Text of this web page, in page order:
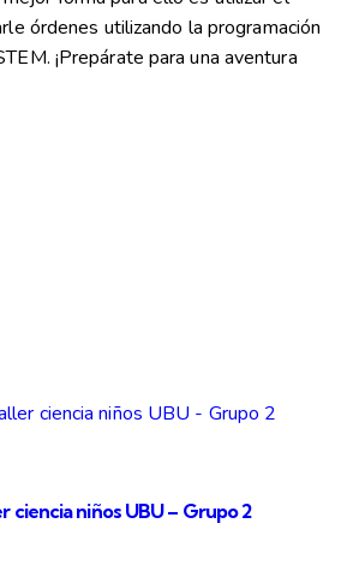
órdenes utilizando la programación
¡Prepárate para una aventura
ciencia niños UBU – Grupo 2